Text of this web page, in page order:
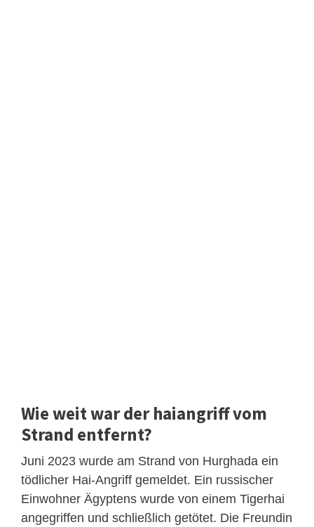
Wie weit war der haiangriff vom
Strand entfernt?
Juni 2023 wurde am Strand von Hurghada ein
tödlicher Hai-Angriff gemeldet. Ein russischer
Einwohner Ägyptens wurde von einem Tigerhai
angegriffen und schließlich getötet. Die Freundin